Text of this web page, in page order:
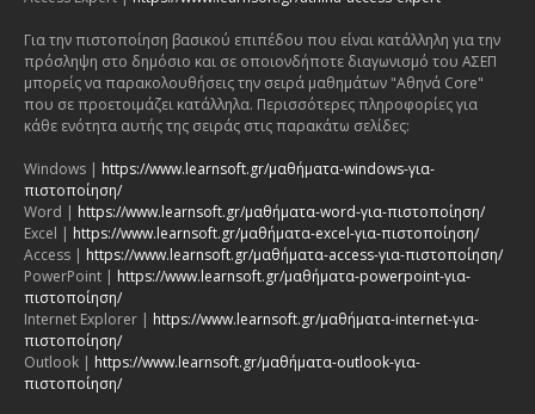
Για την πιστοποίηση βασικού επιπέδου που είναι κατάλληλη για την
πρόσληψη στο δημόσιο και σε οποιονδήποτε διαγωνισμό του ΑΣΕΠ
μπορείς να παρακολουθήσεις την σειρά μαθημάτων "Αθηνά Core"
που σε προετοιμάζει κατάλληλα. Περισσότερες πληροφορίες για
κάθε ενότητα αυτής της σειράς στις παρακάτω σελίδες:
Windows | https://www.learnsoft.gr/μαθήματα-windows-για-
πιστοποίηση/
Word | https://www.learnsoft.gr/μαθήματα-word-για-πιστοποίηση/
Excel | https://www.learnsoft.gr/μαθήματα-excel-για-πιστοποίηση/
Access | https://www.learnsoft.gr/μαθήματα-access-για-πιστοποίηση/
PowerPoint | https://www.learnsoft.gr/μαθήματα-powerpoint-για-
πιστοποίηση/
Internet Explorer | https://www.learnsoft.gr/μαθήματα-internet-για-
πιστοποίηση/
Outlook | https://www.learnsoft.gr/μαθήματα-outlook-για-
πιστοποίηση/